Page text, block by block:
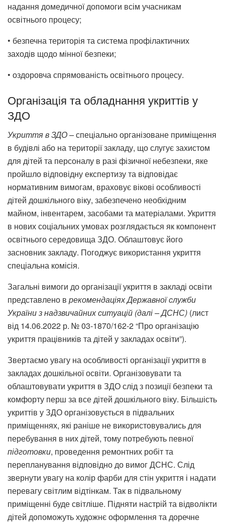
надання домедичної допомоги всім учасникам
освітнього процесу;
• безпечна територія та система профілактичних
заходів щодо мінної безпеки;
• оздоровча спрямованість освітнього процесу.
Організація та обладнання укриттів у
ЗДО
Укриття в ЗДО –спеціально організоване приміщення
в будівлі або на території закладу, що слугує захистом
для дітей та персоналу в разі фізичної небезпеки, яке
пройшло відповідну експертизу та відповідає
нормативним вимогам, враховує вікові особливості
дітей дошкільного віку, забезпечено необхідним
майном, інвентарем, засобами та матеріалами. Укриття
в нових соціальних умовах розглядається як компонент
освітнього середовища ЗДО. Облаштовує його
засновник закладу. Погоджує використання укриття
спеціальна комісія.
Загальні вимоги до організації укриття в закладі освіти
представлено в рекомендаціях Державної служби
України з надзвичайних ситуацій (далі – ДСНС) (лист
від 14.06.2022 р. № 03-1870/162-2 “Про організацію
укриття працівників та дітей у закладах освіти”).
Звертаємо увагу на особливості організації укриття в
закладах дошкільної освіти. Організовувати та
облаштовувати укриття в ЗДО слід з позиції безпеки та
комфорту перш за все дітей дошкільного віку. Більшість
укриттів у ЗДО організовується в підвальних
приміщеннях, які раніше не використовувались для
перебування в них дітей, тому потребують певної
підготовки, проведення ремонтних робіт та
перепланування відповідно до вимог ДСНС. Слід
звернути увагу на колір фарби для стін укриття і надати
перевагу світлим відтінкам. Так в підвальному
приміщенні буде світліше. Підняти настрій та відволікти
дітей допоможуть художнє оформлення та доречне